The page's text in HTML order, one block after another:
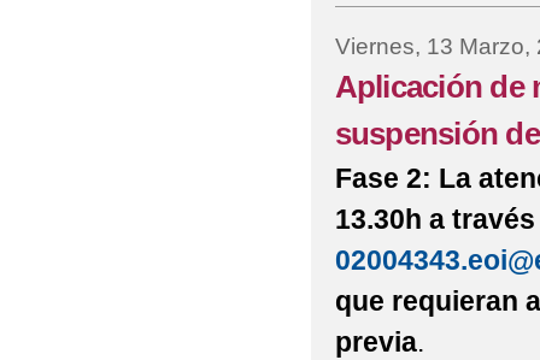
Viernes, 13 Marzo,
Aplicación de
suspensión
Fase 2: La
13.30h a
que requieran
previa.